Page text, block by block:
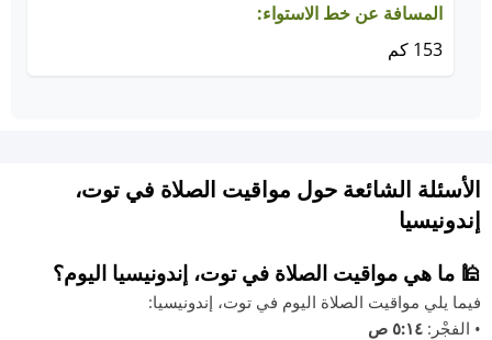
المسافة عن خط الاستواء:
153 كم
الأسئلة الشائعة حول مواقيت الصلاة في توت،
إندونيسيا
🕌 ما هي مواقيت الصلاة في توت، إندونيسيا اليوم؟
فيما يلي مواقيت الصلاة اليوم في توت، إندونيسيا:
• الفجْر: ٥:١٤ ص